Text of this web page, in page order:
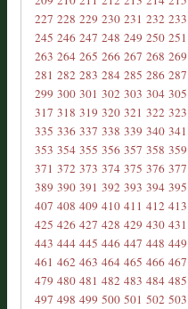
227 228 229 230 231 232 233
245 246 247 248 249 250 251
263 264 265 266 267 268 269
281 282 283 284 285 286 287
299 300 301 302 303 304 305
317 318 319 320 321 322 323
335 336 337 338 339 340 341
353 354 355 356 357 358 359
371 372 373 374 375 376 377
389 390 391 392 393 394 395
407 408 409 410 411 412 413
425 426 427 428 429 430 431
443 444 445 446 447 448 449
461 462 463 464 465 466 467
479 480 481 482 483 484 485
497 498 499 500 501 502 503